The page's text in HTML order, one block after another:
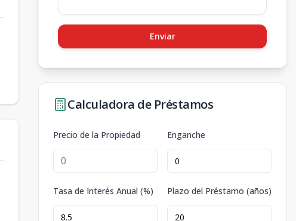
Enviar
Calculadora de Préstamos
Precio de la Propiedad Enganche
Tasa de Interés Anual (%) Plazo del Préstamo (años)